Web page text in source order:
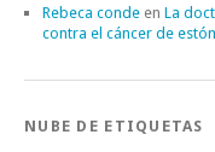
Rebeca conde en La
contra el cáncer de
NUBE DE ETIQUETAS